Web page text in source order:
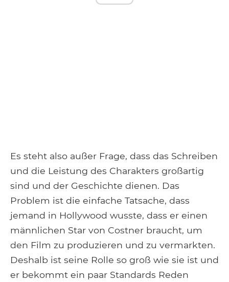
Es steht also außer Frage, dass das Schreiben
und die Leistung des Charakters großartig
sind und der Geschichte dienen. Das
Problem ist die einfache Tatsache, dass
jemand in Hollywood wusste, dass er einen
männlichen Star von Costner braucht, um
den Film zu produzieren und zu vermarkten.
Deshalb ist seine Rolle so groß wie sie ist und
er bekommt ein paar Standards Reden